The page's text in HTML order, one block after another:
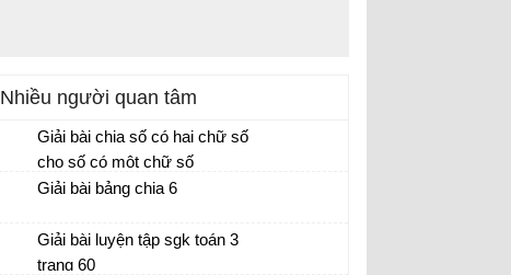
Nhiều người quan tâm
Giải bài chia số có hai chữ số
cho số có một chữ số
Giải bài bảng chia 6
Giải bài luyện tập sgk toán 3
trang 60